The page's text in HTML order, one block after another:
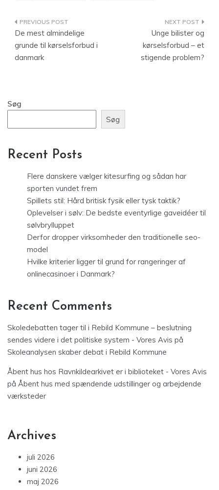
Indlægsnavigation
De mest almindelige
grunde til kørselsforbud i
danmark
Unge bilister og
kørselsforbud – et
stigende problem?
Søg
Søg
Recent Posts
Flere danskere vælger kitesurfing og sådan har
sporten vundet frem
Spillets stil: Hård britisk fysik eller tysk taktik?
Oplevelser i sølv: De bedste eventyrlige gaveidéer til
sølvbrylluppet
Derfor dropper virksomheder den traditionelle seo-
model
Hvilke kriterier ligger til grund for rangeringer af
onlinecasinoer i Danmark?
Recent Comments
Skoledebatten tager til i Rebild Kommune – beslutning
sendes videre i det politiske system - Vores Avis på
Skoleanalysen skaber debat i Rebild Kommune
Åbent hus hos Ravnkildearkivet er i biblioteket - Vores Avis
på Åbent hus med spændende udstillinger og arbejdende
værksteder
Archives
juli 2026
juni 2026
maj 2026